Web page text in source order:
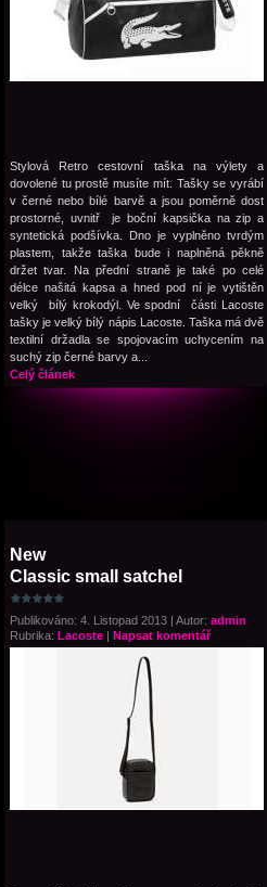
Stylová Retro cestovní taška na výlety a
dovolené tu prostě musíte mít. Tašky se vyrábí
v černé nebo bílé barvě a jsou poměrně dost
prostorné, uvnitř je boční kapsička na zip a
syntetická podšívka. Dno je vyplněno tvrdým
plastem, takže taška bude i naplněná pěkně
držet tvar. Na přední straně je také po celé
délce našitá kapsa a hned pod ní je vytištěn
velký bílý krokodýl. Ve spodní části Lacoste
tašky je velký bílý nápis Lacoste. Taška má dvě
textilní držadla se spojovacím uchycením na
suchý zip černé barvy a...
Celý článek
New
Classic small satchel
Publikováno: 4. Listopad 2013 | Autor: admin
Rubrika: Lacoste | Napsat komentář